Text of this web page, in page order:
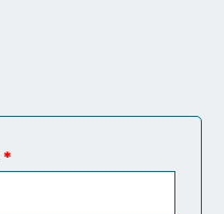
*Påkrevd